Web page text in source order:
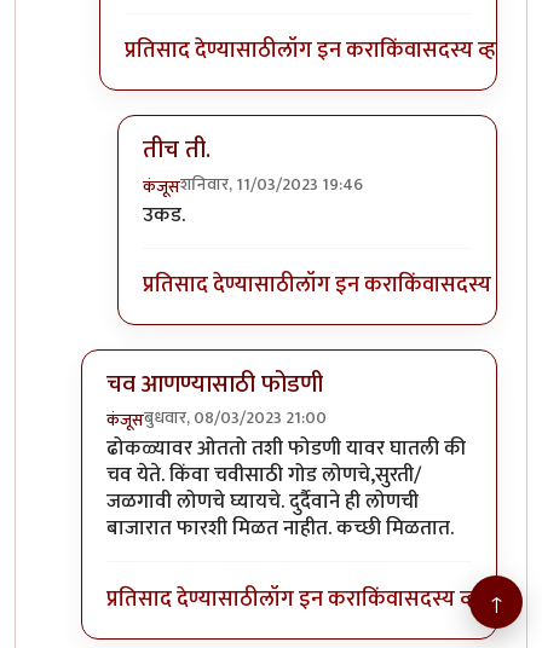
प्रतिसाद देण्यासाठीलॉग इन कराकिंवासदस्य व्हा
तीच ती.
कंजूसशनिवार, 11/03/2023 19:46
In reply to
उकड.
प्रतिसाद देण्यासाठीलॉग इन कराकिंवासदस्य व्हा
चव आणण्यासाठी फोडणी
कंजूसबुधवार, 08/03/2023 21:00
In reply toआमची आजी भाजणी पीठ भिजवूनby
ढोकळ्यावर ओततो तशी फोडणी यावर घातली की
चव येते. किंवा चवीसाठी गोड लोणचे,सुरती/
जळगावी लोणचे घ्यायचे. दुर्दैवाने ही लोणची
बाजारात फारशी मिळत नाहीत. कच्छी मिळतात.
प्रतिसाद देण्यासाठीलॉग इन कराकिंवासदस्य व्हा ↑